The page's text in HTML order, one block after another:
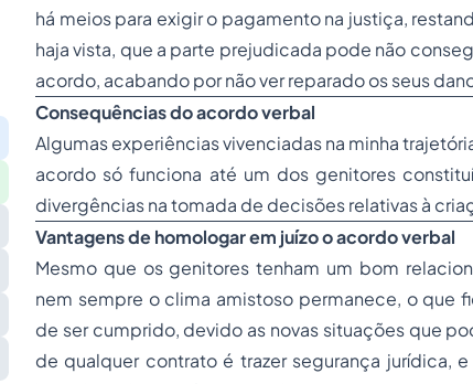
há meios para exigir o pagamento na justiça,
haja vista, que a parte prejudicada pode não
acordo, acabando por não ver reparado os seus
Consequências do acordo verbal
Algumas experiências vivenciadas na minha
acordo só funciona até um dos genitores
divergências na tomada de decisões relativas à
Vantagens de homologar em juízo o acordo verbal
Mesmo que os genitores tenham um bom
nem sempre o clima amistoso permanece, o que
de ser cumprido, devido as novas situações que
de qualquer contrato é trazer segurança jurídica,